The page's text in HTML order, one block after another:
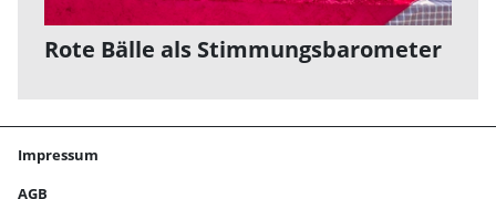
Rote Bälle als Stimmungsbarometer
Impressum
AGB